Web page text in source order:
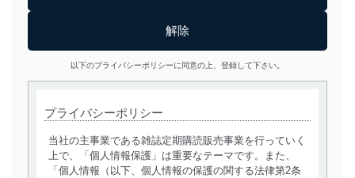
以下のプライバシーポリシーに同意の上、登録して下さい。
プライバシーポリシー
当社の主事業である雑誌定期購読販売事業を行っていく
上で、「個人情報保護」は重要なテーマです。また、
「個人情報（以下、個人情報の保護の関する法律第2条